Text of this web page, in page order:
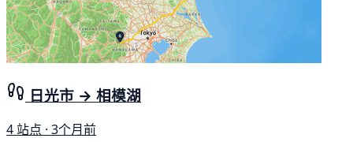
日光市 → 相模湖
4 站点 · 3个月前